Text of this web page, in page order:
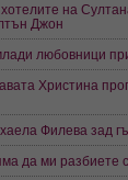
на
Джон
любовници
Христина
Филева зад
да ми разбиете